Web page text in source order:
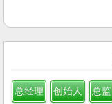
总经理 创始人 总监